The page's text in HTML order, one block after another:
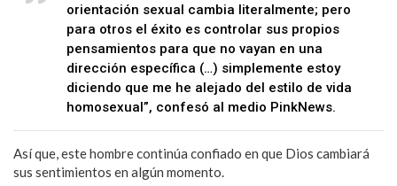
orientación sexual cambia literalmente; pero
para otros el éxito es controlar sus propios
pensamientos para que no vayan en una
dirección específica (…) simplemente estoy
diciendo que me he alejado del estilo de vida
homosexual”, confesó al medio PinkNews.
Así que, este hombre continúa confiado en que Dios cambiará
sus sentimientos en algún momento.